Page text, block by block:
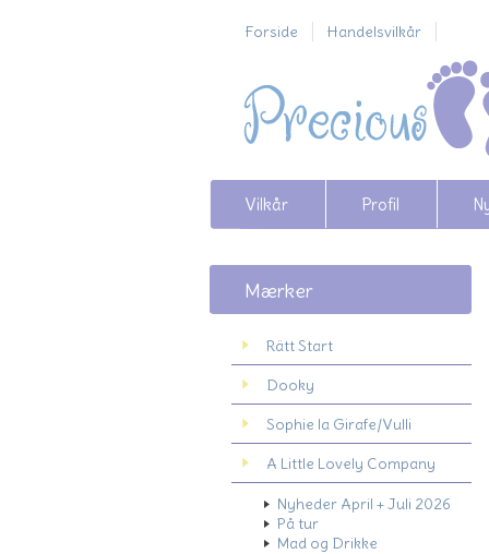
Forside Handelsvilkår
Vilkår Profil
Mærker
Rätt Start
Dooky
Sophie la Girafe/Vulli
A Little Lovely Company
Nyheder April + Juli 2026
På tur
Mad og Drikke